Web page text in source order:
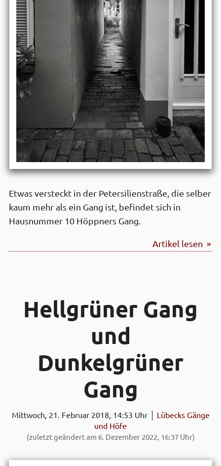
Etwas versteckt in der Petersilienstraße, die selber
kaum mehr als ein Gang ist, befindet sich in
Hausnummer 10 Höppners Gang.
Artikel lesen »
Hell­grüner Gang
und
Dunkel­grüner
Gang
Mittwoch, 21. Februar 2018, 14:53 Uhr │ Lübecks Gänge
und Höfe
(zuletzt geändert am 6. Dezember 2022, 16:37 Uhr)